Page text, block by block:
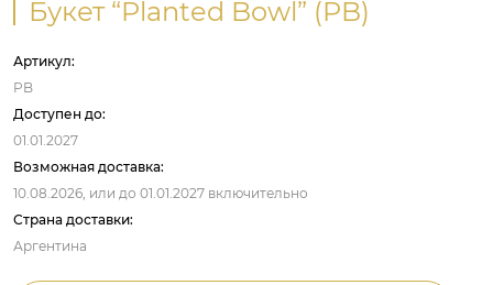
Букет “Planted Bowl” (PB)
Артикул:
PB
Доступен до:
01.01.2027
Возможная доставка:
10.08.2026, или до 01.01.2027 включительно
Страна доставки:
Аргентина